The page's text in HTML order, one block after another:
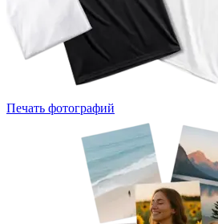
Печать фотографий